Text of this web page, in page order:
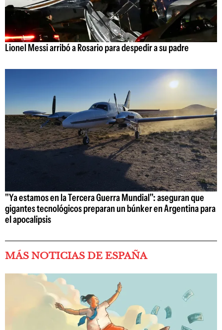
Lionel Messi arribó a Rosario para despedir a su padre
"Ya estamos en la Tercera Guerra Mundial": aseguran que
gigantes tecnológicos preparan un búnker en Argentina para
el apocalipsis
MÁS NOTICIAS DE ESPAÑA